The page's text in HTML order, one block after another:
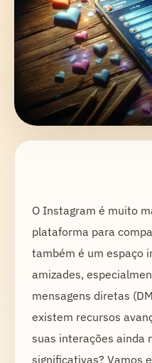
O Instagram é muito
plataforma para
também é um espaço
amizades,
mensagens diretas
existem recursos
suas interações ainda
significativas? Vamos